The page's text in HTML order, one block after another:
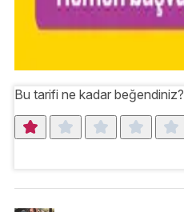
Bu tarifi ne kadar beğendiniz?